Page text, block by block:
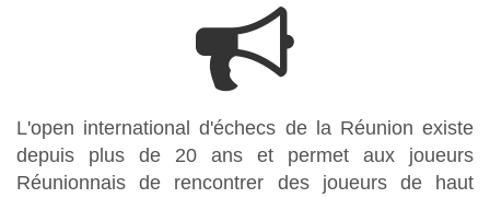
L'open international d'échecs de la Réunion existe
depuis plus de 20 ans et permet aux joueurs
Réunionnais de rencontrer des joueurs de haut